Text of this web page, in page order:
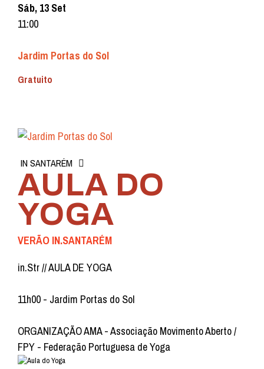
Sáb, 13 Set
11:00
Jardim Portas do Sol
Gratuito
IN SANTARÉM
AULA DO
YOGA
VERÃO IN.SANTARÉM
in.Str // AULA DE YOGA
11h00 - Jardim Portas do Sol
ORGANIZAÇÃO AMA - Associação Movimento Aberto /
FPY - Federação Portuguesa de Yoga